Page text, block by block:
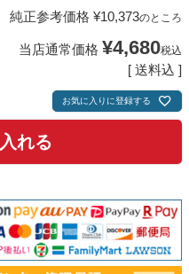
純正参考価格 ¥10,373のところ
当店通常価格 ¥4,680税込
送料込
お気に入りに登録する
れる